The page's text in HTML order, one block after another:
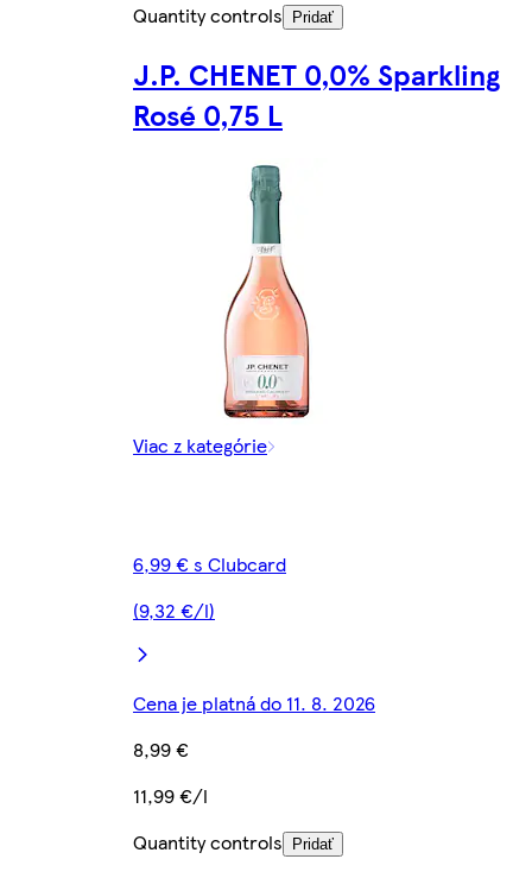
Quantity controls
Pridať
J.P. CHENET 0,0% Sparkling
Rosé 0,75 L
Viac z kategórie
6,99 € s Clubcard
(9,32 €/l)
Cena je platná do 11. 8. 2026
8,99 €
11,99 €/l
Quantity controls
Pridať